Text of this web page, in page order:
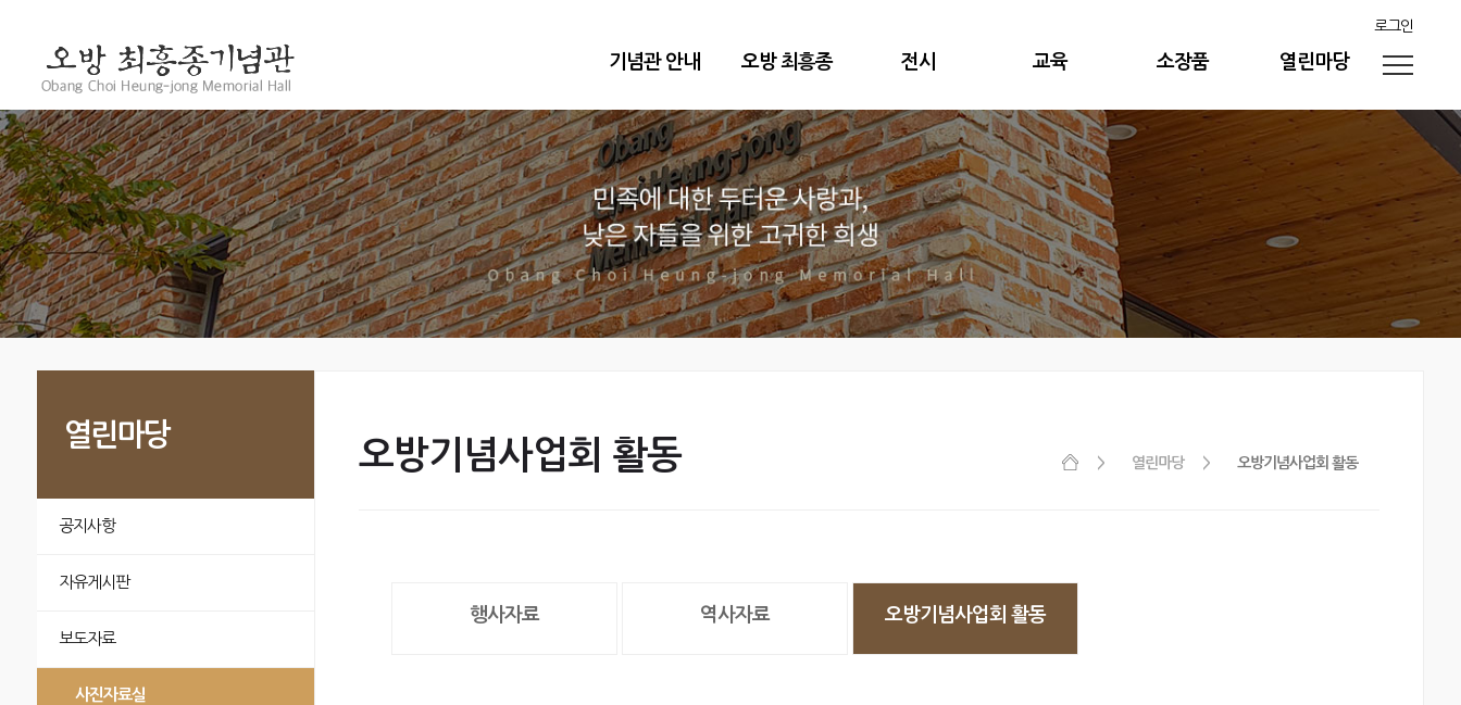
로그인
기념관 안내 오방 최흥종 전시 교육 소장품 열린마당
열린마당
공지사항
자유게시판
보도자료
사진자료실
오방기념사업회 활동 열린마당 오방기념사업회 활동
행사자료 역사자료 오방기념사업회 활동